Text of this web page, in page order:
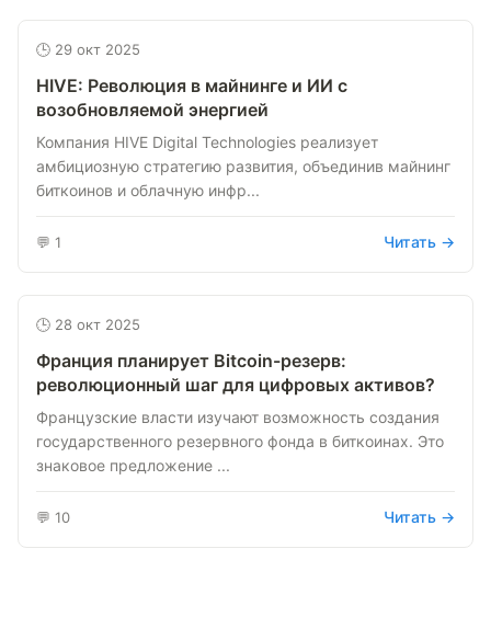
🕒 29 окт 2025
HIVE: Революция в майнинге и ИИ с
возобновляемой энергией
Компания HIVE Digital Technologies реализует
амбициозную стратегию развития, объединив майнинг
биткоинов и облачную инфр...
💬 1 Читать →
🕒 28 окт 2025
Франция планирует Bitcoin-резерв:
революционный шаг для цифровых активов?
Французские власти изучают возможность создания
государственного резервного фонда в биткоинах. Это
знаковое предложение ...
💬 10 Читать →